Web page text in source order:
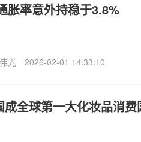
胀率意外持稳于3.8%
光 2026-02-01 14:33:10
全球第一大化妆品消费